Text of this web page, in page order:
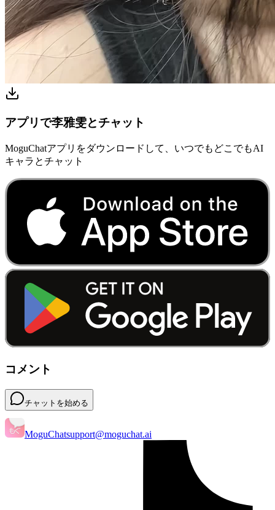
アプリで李雅雯とチャット
MoguChatアプリをダウンロードして、いつでもどこでもAI
キャラとチャット
コメント
チャットを始める
MoguChatsupport@moguchat.ai